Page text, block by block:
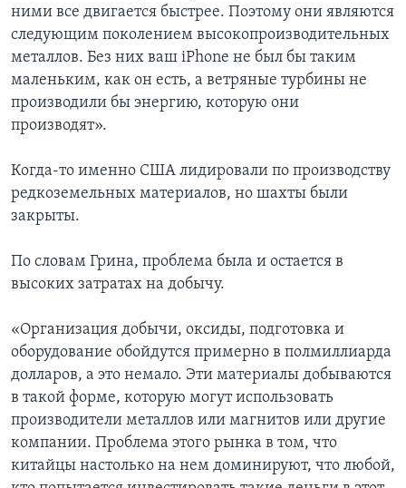
ними все двигается быстрее. Поэтому они являются
следующим поколением высокопроизводительных
металлов. Без них ваш iPhone не был бы таким
маленьким, как он есть, а ветряные турбины не
производили бы энергию, которую они
производят».
Когда-то именно США лидировали по производству
редкоземельных материалов, но шахты были
закрыты.
По словам Грина, проблема была и остается в
высоких затратах на добычу.
«Организация добычи, оксиды, подготовка и
оборудование обойдутся примерно в полмиллиарда
долларов, а это немало. Эти материалы добываются
в такой форме, которую могут использовать
производители металлов или магнитов или другие
компании. Проблема этого рынка в том, что
китайцы настолько на нем доминируют, что любой,